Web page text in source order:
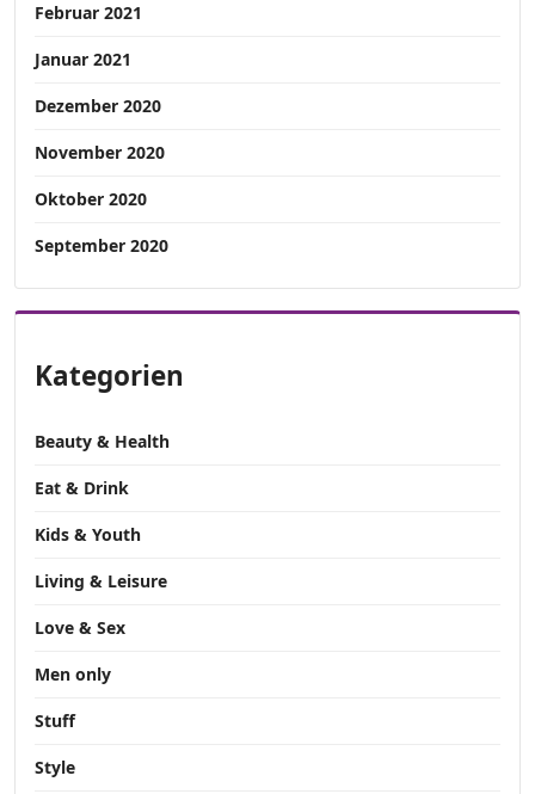
Februar 2021
Januar 2021
Dezember 2020
November 2020
Oktober 2020
September 2020
Kategorien
Beauty & Health
Eat & Drink
Kids & Youth
Living & Leisure
Love & Sex
Men only
Stuff
Style